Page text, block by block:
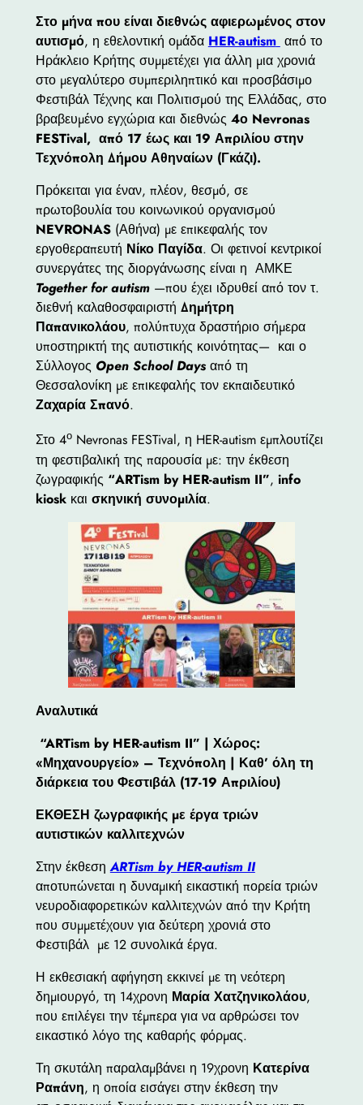
Στο μήνα που είναι διεθνώς αφιερωμένος στον
αυτισμό, η εθελοντική ομάδα HER-autism από το
Ηράκλειο Κρήτης συμμετέχει για άλλη μια χρονιά
στο μεγαλύτερο συμπεριληπτικό και προσβάσιμο
Φεστιβάλ Τέχνης και Πολιτισμού της Ελλάδας, στο
βραβευμένο εγχώρια και διεθνώς 4ο Nevronas
FESTival, από 17 έως και 19 Απριλίου στην
Τεχνόπολη Δήμου Αθηναίων (Γκάζι).
Πρόκειται για έναν, πλέον, θεσμό, σε
πρωτοβουλία του κοινωνικού οργανισμού
NEVRONAS (Αθήνα) με επικεφαλής τον
εργοθεραπευτή Νίκο Παγίδα. Οι φετινοί κεντρικοί
συνεργάτες της διοργάνωσης είναι η ΑΜΚΕ
Together for autism—που έχει ιδρυθεί από τον τ.
διεθνή καλαθοσφαιριστή Δημήτρη
Παπανικολάου, πολύπτυχα δραστήριο σήμερα
υποστηρικτή της αυτιστικής κοινότητας— και ο
Σύλλογος Open School Daysαπό τη
Θεσσαλονίκη με επικεφαλής τον εκπαιδευτικό
Ζαχαρία Σπανό.
Στο 4οNevronas FESTival, η HER-autism εμπλουτίζει
τη φεστιβαλική της παρουσία με: την έκθεση
ζωγραφικής “ARTism by HER-autism II”, info
kioskκαι σκηνική συνομιλία.
Αναλυτικά
“ARTism by HER-autism II” | Χώρος:
«Μηχανουργείο» – Τεχνόπολη | Καθ’ όλη τη
διάρκεια του Φεστιβάλ (17-19 Απριλίου)
ΕΚΘΕΣΗ ζωγραφικής με έργα τριών
αυτιστικών καλλιτεχνών
Στην έκθεσηARTism by HER-autism II
αποτυπώνεται η δυναμική εικαστική πορεία τριών
νευροδιαφορετικών καλλιτεχνών από την Κρήτη
που συμμετέχουν για δεύτερη χρονιά στο
Φεστιβάλ με 12 συνολικά έργα.
Η εκθεσιακή αφήγηση εκκινεί με τη νεότερη
δημιουργό, τη 14χρονη Μαρία Χατζηνικολάου,
που επιλέγει την τέμπερα για να αρθρώσει τον
εικαστικό λόγο της καθαρής φόρμας.
Τη σκυτάλη παραλαμβάνει η 19χρονη Κατερίνα
Ραπάνη, η οποία εισάγει στην έκθεση την